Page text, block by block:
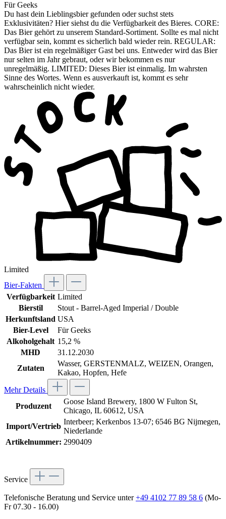
Für Geeks
Du hast dein Lieblingsbier gefunden oder suchst stets
Exklusivitäten? Hier siehst du die Verfügbarkeit des Bieres. CORE:
Das Bier gehört zu unserem Standard-Sortiment. Sollte es mal nicht
verfügbar sein, kommt es sicherlich bald wieder rein. REGULAR:
Das Bier ist ein regelmäßiger Gast bei uns. Entweder wird das Bier
nur selten im Jahr gebraut, oder wir bekommen es nur
unregelmäßig. LIMITED: Dieses Bier ist einmalig. Im wahrsten
Sinne des Wortes. Wenn es ausverkauft ist, kommt es sehr
wahrscheinlich nicht wieder.
Limited
Bier-Fakten
Verfügbarkeit Limited
Bierstil
Stout - Barrel-Aged Imperial / Double
Herkunftsland USA
Bier-Level
Für Geeks
Alkoholgehalt 15,2 %
MHD
31.12.2030
Zutaten
Wasser, GERSTENMALZ, WEIZEN, Orangen,
Kakao, Hopfen, Hefe
Mehr Details
Produzent
Goose Island Brewery, 1800 W Fulton St,
Chicago, IL 60612, USA
Import/Vertrieb
Interbeer; Kerkenbos 13-07; 6546 BG Nijmegen,
Niederlande
Artikelnummer: 2990409
Service
Telefonische Beratung und Service unter+49 4102 77 89 58 6 (Mo-
Fr 07.30 - 16.00)